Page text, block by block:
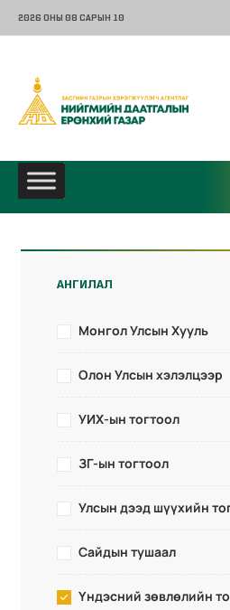
2026 ОНЫ 08 САРЫН 10
АНГИЛАЛ
Монгол Улсын Хууль
Олон Улсын хэлэлцээр
УИХ-ын тогтоол
ЗГ-ын тогтоол
Улсын дээд шүүхийн
Сайдын тушаал
Үндэсний зөвлөлийн